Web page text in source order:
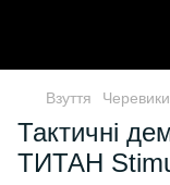
Взуття Черевики
Тактичні
ТИТАН